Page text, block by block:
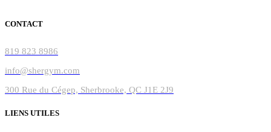
CONTACT
819 823 8986
info@shergym.com
300 Rue du Cégep, Sherbrooke, QC J1E 2J9
LIENS UTILES